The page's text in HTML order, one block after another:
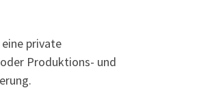
private
Produktions- und